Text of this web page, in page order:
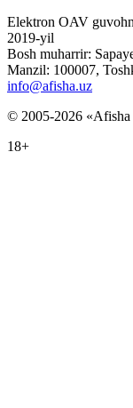
Elektron OAV
2019-yil
Bosh muharrir:
Manzil: 100007,
info@afisha.uz
© 2005-2026 «Afisha
18+